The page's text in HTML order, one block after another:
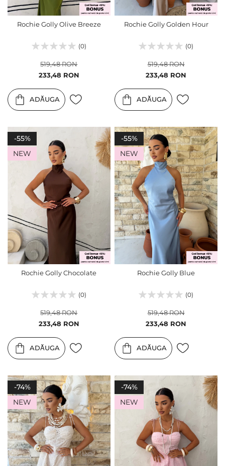
Rochie Golly Olive Breeze
(0)
Pret
233,48 RON
519,48 RON
ADĂUGA
Rochie Golly Golden Hour
(0)
Pret
233,48 RON
519,48 RON
ADĂUGA
-55%
NEW
Rochie Golly Chocolate
(0)
Pret
233,48 RON
519,48 RON
ADĂUGA
-55%
NEW
Rochie Golly Blue
(0)
Pret
233,48 RON
519,48 RON
ADĂUGA
-74%
NEW
-74%
NEW